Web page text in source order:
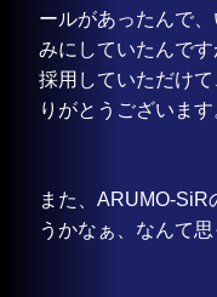
ールがあったんで
みにしていたんで
採用していただけ
りがとうございます
また、ARUMO-SiR
うかなぁ、なんて思